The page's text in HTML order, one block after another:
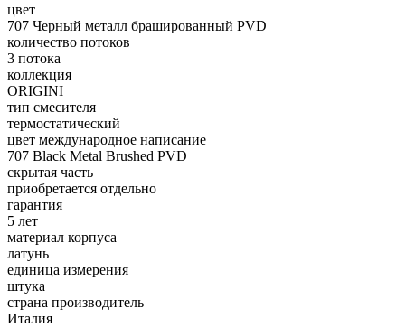
цвет
707 Черный металл брашированный PVD
количество потоков
3 потока
коллекция
ORIGINI
тип смесителя
термостатический
цвет международное написание
707 Black Metal Brushed PVD
скрытая часть
приобретается отдельно
гарантия
5 лет
материал корпуса
латунь
единица измерения
штука
страна производитель
Италия